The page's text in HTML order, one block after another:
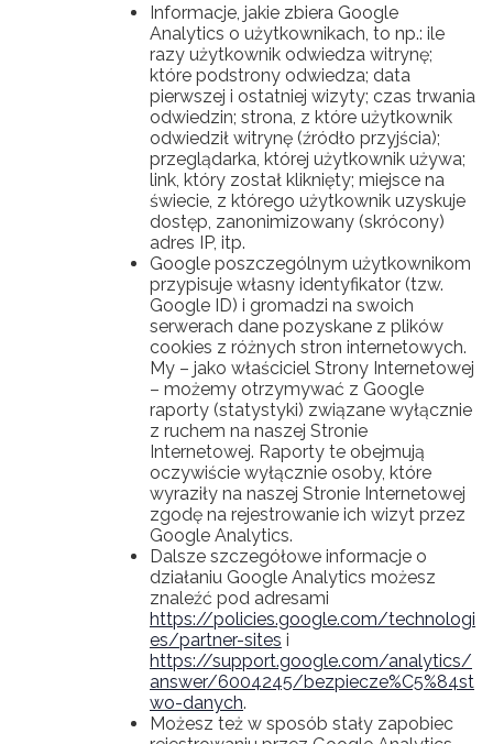
Informacje, jakie zbiera Google
Analytics o użytkownikach, to np.: ile
razy użytkownik odwiedza witrynę;
które podstrony odwiedza; data
pierwszej i ostatniej wizyty; czas trwania
odwiedzin; strona, z które użytkownik
odwiedził witrynę (źródło przyjścia);
przeglądarka, której użytkownik używa;
link, który został kliknięty; miejsce na
świecie, z którego użytkownik uzyskuje
dostęp, zanonimizowany (skrócony)
adres IP, itp.
Google poszczególnym użytkownikom
przypisuje własny identyfikator (tzw.
Google ID) i gromadzi na swoich
serwerach dane pozyskane z plików
cookies z różnych stron internetowych.
My – jako właściciel Strony Internetowej
– możemy otrzymywać z Google
raporty (statystyki) związane wyłącznie
z ruchem na naszej Stronie
Internetowej. Raporty te obejmują
oczywiście wyłącznie osoby, które
wyraziły na naszej Stronie Internetowej
zgodę na rejestrowanie ich wizyt przez
Google Analytics.
Dalsze szczegółowe informacje o
działaniu Google Analytics możesz
znaleźć pod adresami
https://policies.google.com/technologi
es/partner-sites i
https://support.google.com/analytics/
answer/6004245/bezpiecze%C5%84st
wo-danych.
Możesz też w sposób stały zapobiec